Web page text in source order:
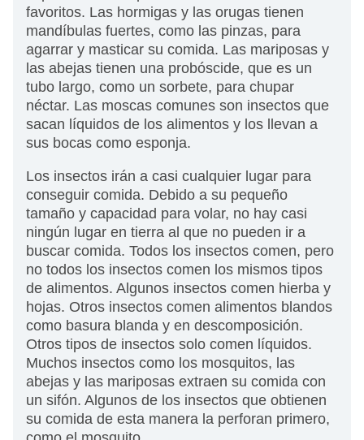
favoritos. Las hormigas y las orugas tienen
mandíbulas fuertes, como las pinzas, para
agarrar y masticar su comida. Las mariposas y
las abejas tienen una probóscide, que es un
tubo largo, como un sorbete, para chupar
néctar. Las moscas comunes son insectos que
sacan líquidos de los alimentos y los llevan a
sus bocas como esponja.
Los insectos irán a casi cualquier lugar para
conseguir comida. Debido a su pequeño
tamaño y capacidad para volar, no hay casi
ningún lugar en tierra al que no pueden ir a
buscar comida. Todos los insectos comen, pero
no todos los insectos comen los mismos tipos
de alimentos. Algunos insectos comen hierba y
hojas. Otros insectos comen alimentos blandos
como basura blanda y en descomposición.
Otros tipos de insectos solo comen líquidos.
Muchos insectos como los mosquitos, las
abejas y las mariposas extraen su comida con
un sifón. Algunos de los insectos que obtienen
su comida de esta manera la perforan primero,